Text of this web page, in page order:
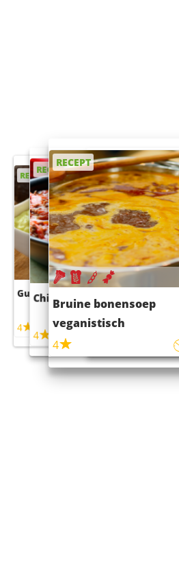
RECEPT
Guacamole
4
RECEPT
Chili con carne
4 45m
RECEPT
Bruine bonensoep
veganistisch
4
RECEPT
Sushi rijstsalade
maaltijdsalade
RECEPT
4